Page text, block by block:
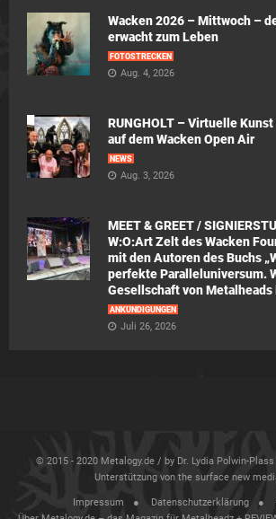
Wacken 2026 – Mittwoch –
erwacht zum Leben
FOTOSTRECKEN
Aug. 4, 2026
RUNGHOLT – Virtuelle
auf dem Wacken Open Air
NEWS
Aug. 3, 2026
MEET & GREET /
W:O:Art Zelt des Wacken
mit den Autoren des Buchs
perfekte Paralleluniversum.
Gesellschaft von Metalheads
ANKÜNDIGUNGEN
Juli 26, 2026
© 2015 - 2020 Metalogy.de / by Dr. Lydia Polwin-
Unterstützung von the surface new
Impressum Datenschutzerklärung